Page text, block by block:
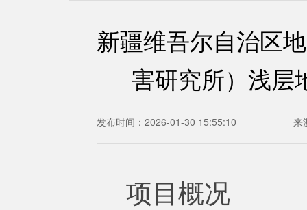
新疆维吾尔自治区
害研究所）浅层
发布时间：2026-01-30 15:55:10 来
项目概况